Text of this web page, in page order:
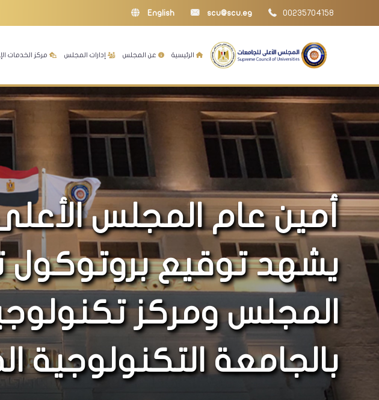
00235704158
scu@scu.eg
English
الرئيسية عن المجلس إدارات المجلس مركز الخدمات
أمين عام المجلس
يشهد توقيع بروتوكول
المجلس ومركز
بالجامعة التكنولوجية